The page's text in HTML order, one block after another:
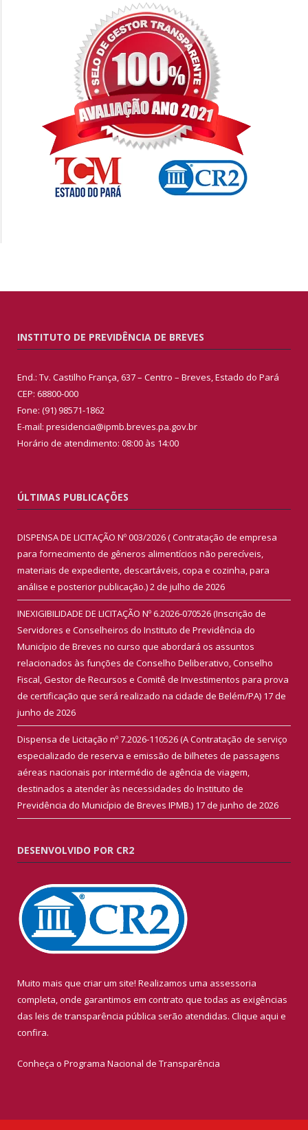
INSTITUTO DE PREVIDÊNCIA DE BREVES
End.: Tv. Castilho França, 637 – Centro – Breves, Estado do Pará
CEP: 68800-000
Fone: (91) 98571-1862
E-mail: presidencia@ipmb.breves.pa.gov.br
Horário de atendimento: 08:00 às 14:00
ÚLTIMAS PUBLICAÇÕES
DISPENSA DE LICITAÇÃO Nº 003/2026 ( Contratação de empresa
para fornecimento de gêneros alimentícios não perecíveis,
materiais de expediente, descartáveis, copa e cozinha, para
análise e posterior publicação.)2 de julho de 2026
INEXIGIBILIDADE DE LICITAÇÃO Nº 6.2026-070526 (Inscrição de
Servidores e Conselheiros do Instituto de Previdência do
Município de Breves no curso que abordará os assuntos
relacionados às funções de Conselho Deliberativo, Conselho
Fiscal, Gestor de Recursos e Comitê de Investimentos para prova
de certificação que será realizado na cidade de Belém/PA) 17 de
junho de 2026
Dispensa de Licitação nº 7.2026-110526 (A Contratação de serviço
especializado de reserva e emissão de bilhetes de passagens
aéreas nacionais por intermédio de agência de viagem,
destinados a atender às necessidades do Instituto de
Previdência do Município de Breves IPMB.) 17 de junho de 2026
DESENVOLVIDO POR CR2
Muito mais que criar um site! Realizamos uma assessoria
completa, onde garantimos em contrato que todas as exigências
das leis de transparência pública serão atendidas. Clique aqui e
confira.
Conheça o Programa Nacional de Transparência